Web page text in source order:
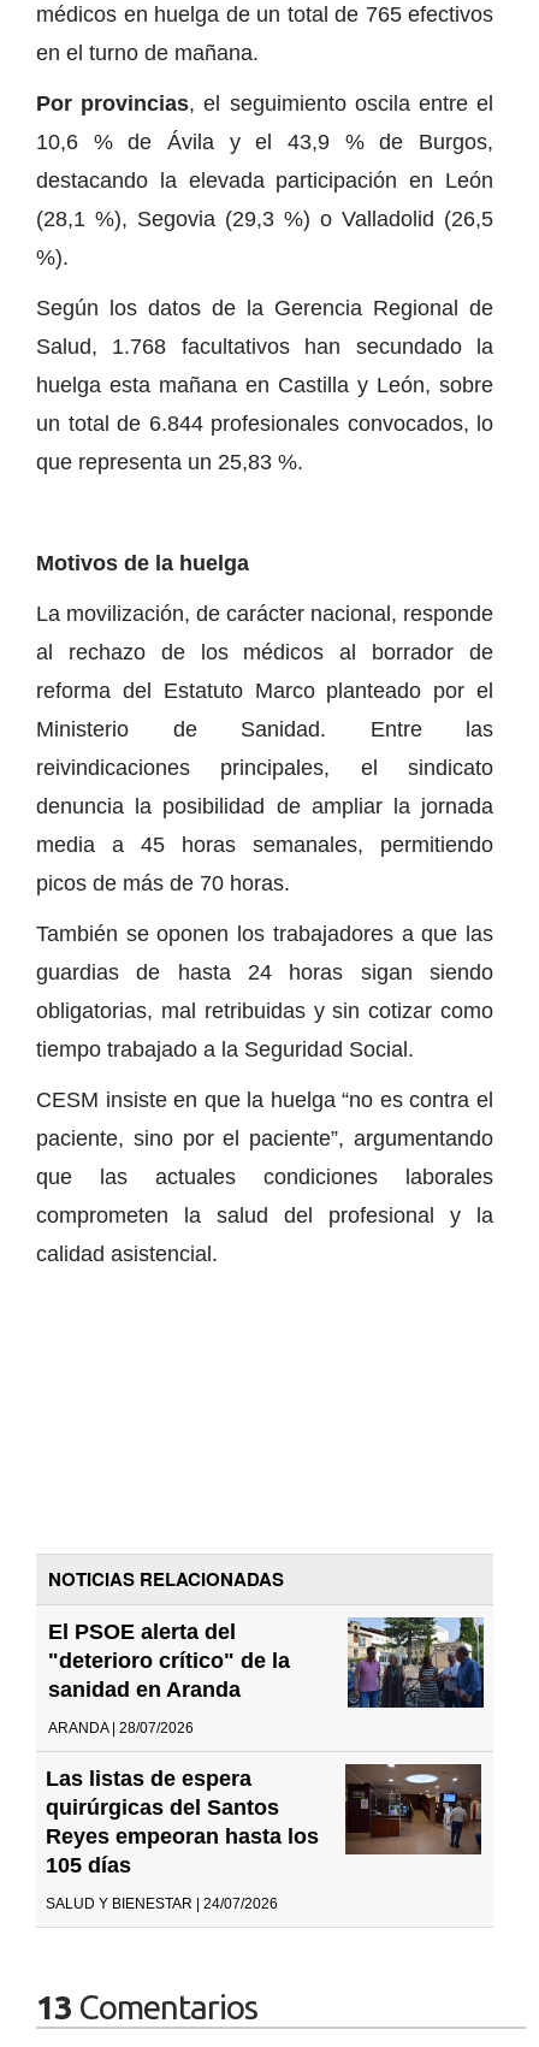
médicos en huelga de un total de 765 efectivos
en el turno de mañana.
Por provincias, el seguimiento oscila entre el
10,6 % de Ávila y el 43,9 % de Burgos,
destacando la elevada participación en León
(28,1 %), Segovia (29,3 %) o Valladolid (26,5
%).
Según los datos de la Gerencia Regional de
Salud, 1.768 facultativos han secundado la
huelga esta mañana en Castilla y León, sobre
un total de 6.844 profesionales convocados, lo
que representa un 25,83 %.
Motivos de la huelga
La movilización, de carácter nacional, responde
al rechazo de los médicos al borrador de
reforma del Estatuto Marco planteado por el
Ministerio de Sanidad. Entre las
reivindicaciones principales, el sindicato
denuncia la posibilidad de ampliar la jornada
media a 45 horas semanales, permitiendo
picos de más de 70 horas.
También se oponen los trabajadores a que las
guardias de hasta 24 horas sigan siendo
obligatorias, mal retribuidas y sin cotizar como
tiempo trabajado a la Seguridad Social.
CESM insiste en que la huelga “no es contra el
paciente, sino por el paciente”, argumentando
que las actuales condiciones laborales
comprometen la salud del profesional y la
calidad asistencial.
NOTICIAS RELACIONADAS
El PSOE alerta del
"deterioro crítico" de la
sanidad en Aranda
ARANDA | 28/07/2026
Las listas de espera
quirúrgicas del Santos
Reyes empeoran hasta los
105 días
SALUD Y BIENESTAR | 24/07/2026
13 Comentarios